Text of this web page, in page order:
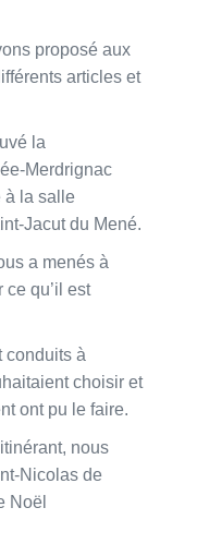
proposé aux
articles et
la
Merdrignac
à la salle
Jacut du Mené.
a menés à
qu’il est
conduits à
choisir et
ont pu le faire.
nous
Nicolas de
Noël